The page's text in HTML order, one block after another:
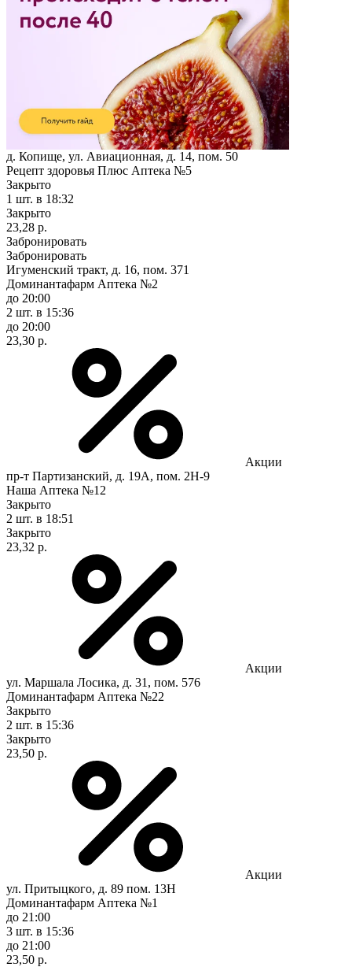
д. Копище, ул. Авиационная, д. 14, пом. 50
Рецепт здоровья Плюс Аптека №5
Закрыто
1 шт. в 18:32
Закрыто
23,28 р.
Забронировать
Забронировать
Игуменский тракт, д. 16, пом. 371
Доминантафарм Аптека №2
до 20:00
2 шт. в 15:36
до 20:00
23,30 р.
Акции
пр-т Партизанский, д. 19А, пом. 2Н-9
Наша Аптека №12
Закрыто
2 шт. в 18:51
Закрыто
23,32 р.
Акции
ул. Маршала Лосика, д. 31, пом. 576
Доминантафарм Аптека №22
Закрыто
2 шт. в 15:36
Закрыто
23,50 р.
Акции
ул. Притыцкого, д. 89 пом. 13Н
Доминантафарм Аптека №1
до 21:00
3 шт. в 15:36
до 21:00
23,50 р.